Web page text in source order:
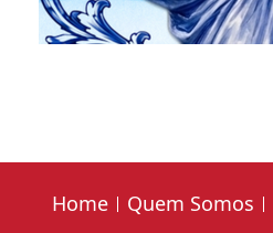
Home Quem Somos